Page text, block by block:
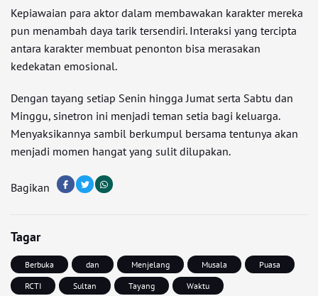
Kepiawaian para aktor dalam membawakan karakter mereka
pun menambah daya tarik tersendiri. Interaksi yang tercipta
antara karakter membuat penonton bisa merasakan
kedekatan emosional.
Dengan tayang setiap Senin hingga Jumat serta Sabtu dan
Minggu, sinetron ini menjadi teman setia bagi keluarga.
Menyaksikannya sambil berkumpul bersama tentunya akan
menjadi momen hangat yang sulit dilupakan.
Bagikan
Tagar
Berbuka dan Menjelang Musala
Puasa
RCTI
Sultan Tayang Waktu